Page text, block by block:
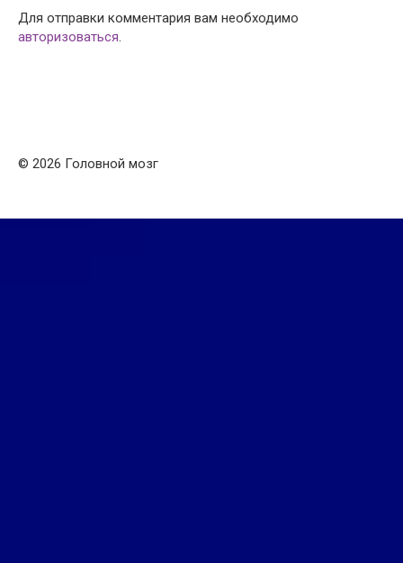
Для отправки комментария вам необходимо
авторизоваться.
© 2026 Головной мозг